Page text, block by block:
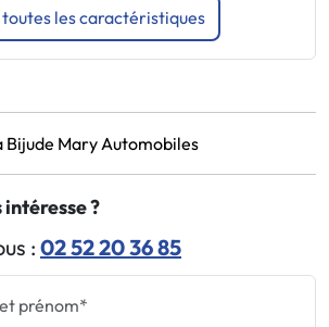
les caractéristiques
Bijude Mary Automobiles
intéresse ?
: 02 52 20 36 85